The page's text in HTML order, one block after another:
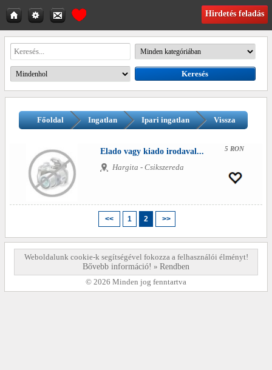
Hirdetés feladás
Főoldal Ingatlan Ipari ingatlan Vissza
Elado vagy kiado irodaval...
Hargita - Csikszereda
5 RON
<< 1 2 >>
Weboldalunk cookie-k segítségével fokozza a felhasználói élményt!
Bővebb információ! » Rendben
© 2026 Minden jog fenntartva